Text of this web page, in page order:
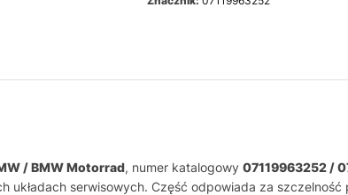
/ BMW Motorrad, numer katalogowy 07119963252 /
układach serwisowych. Część odpowiada za